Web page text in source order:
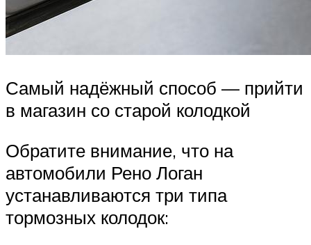
Самый надёжный способ — прийти
в магазин со старой колодкой
Обратите внимание, что на
автомобили Рено Логан
устанавливаются три типа
тормозных колодок: